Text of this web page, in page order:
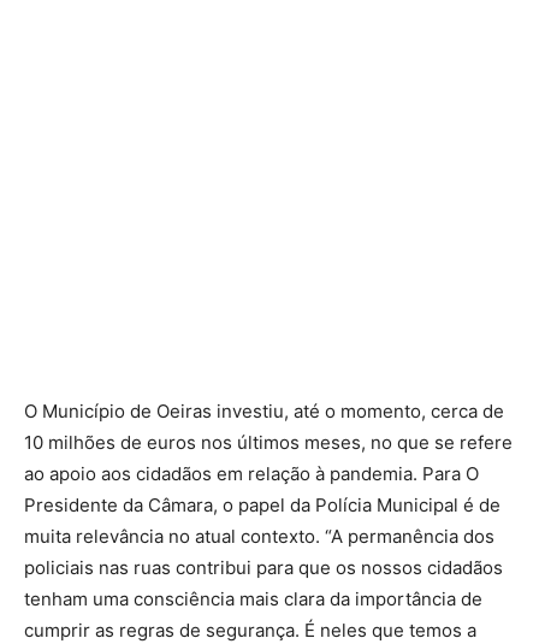
O Município de Oeiras investiu, até o momento, cerca de
10 milhões de euros nos últimos meses, no que se refere
ao apoio aos cidadãos em relação à pandemia. Para O
Presidente da Câmara, o papel da Polícia Municipal é de
muita relevância no atual contexto. “A permanência dos
policiais nas ruas contribui para que os nossos cidadãos
tenham uma consciência mais clara da importância de
cumprir as regras de segurança. É neles que temos a